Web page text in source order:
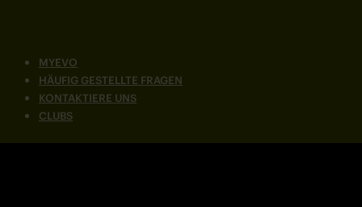
MYEVO
HÄUFIG GESTELLTE FRAGEN
KONTAKTIERE UNS
CLUBS